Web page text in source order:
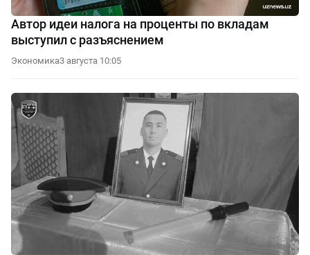
Автор идеи налога на проценты по вкладам
выступил с разъяснением
Экономика3 августа 10:05